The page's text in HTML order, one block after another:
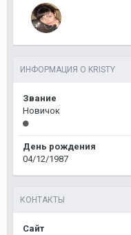
ИНФОРМАЦИЯ О KRISTY
Звание
Новичок
День рождения
04/12/1987
КОНТАКТЫ
Сайт